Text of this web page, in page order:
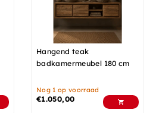
Hangend teak
badkamermeubel 180 cm
Nog 1 op voorraad
€1.050,00